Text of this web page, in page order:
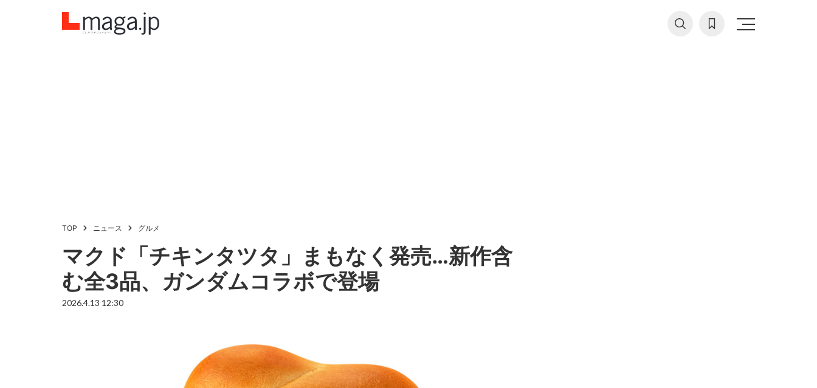
TOP ニュース グルメ
マクド「チキンタツタ」まもなく発売…新作含
む全3品、ガンダムコラボで登場
2026.4.13 12:30